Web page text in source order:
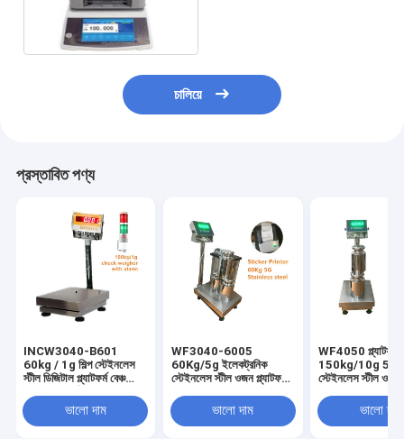
চালিয়ে
প্রস্তাবিত পণ্য
INCW3040-B601
60kg / 1g শিল্প স্টেইনলেস
স্টীল ডিজিটাল প্ল্যাটফর্ম বেঞ্চ
LED/LCD SS ডিসপ্লে
220VAC
ভালো দাম
WF3040-6005
60Kg/5g ইলেকট্রনিক
স্টেইনলেস স্টীল ওজন প্ল্যাটফর্ম
স্কেল এসএস সূচক 220VAC
সহ
ভালো দাম
WF4050 প্ল্যাটফর্ম
150kg/10g 50g
স্টেইনলেস স্টীল ওজন
স্কেল 220VAC
ডিসপালি সহ
ভালো দাম